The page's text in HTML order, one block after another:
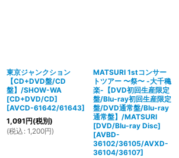
東京ジャンクション
【CD+DVD盤/CD
盤】/SHOW-WA
[CD+DVD/CD]
[AVCD-61642/61643]
1,091円(税別)
(税込 : 1,200円)
MATSURI 1stコンサー
トツアー 〜祭〜 -大千穐
楽-【DVD初回生産限定
盤/Blu-ray初回生産限定
盤/DVD通常盤/Blu-ray
通常盤】/MATSURI
[DVD/Blu-ray Disc]
[AVBD-
36102/36105/AVXD-
36104/36107]